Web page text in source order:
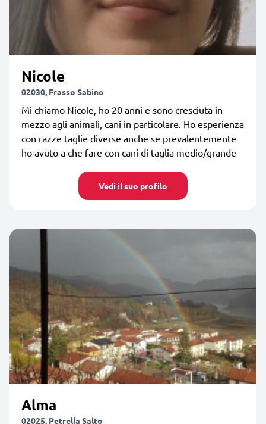
Nicole
02030, Frasso Sabino
Mi chiamo Nicole, ho 20 anni e sono cresciuta in
mezzo agli animali, cani in particolare. Ho esperienza
con razze taglie diverse anche se prevalentemente
ho avuto a che fare con cani di taglia medio/grande
Vedi il suo profilo
Alma
02025, Petrella Salto